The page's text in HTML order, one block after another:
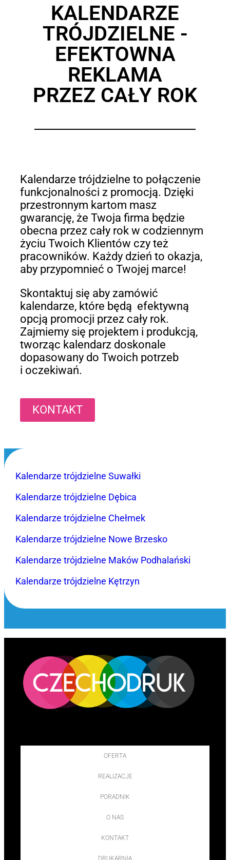
KALENDARZE
TRÓJDZIELNE -
EFEKTOWNA
REKLAMA
PRZEZ CAŁY ROK
Kalendarze trójdzielne to połączenie
funkcjonalności z promocją. Dzięki
przestronnym kartom masz
gwarancję, że Twoja firma będzie
obecna przez cały rok w codziennym
życiu Twoich Klientów czy też
pracowników. Każdy dzień to okazja,
aby przypomnieć o Twojej marce!
Skontaktuj się aby zamówić
kalendarze, które będą efektywną
opcją promocji przez cały rok.
Zajmiemy się projektem i produkcją,
tworząc kalendarz doskonale
dopasowany do Twoich potrzeb
i oczekiwań.
KONTAKT
Kalendarze trójdzielne Suwałki
Kalendarze trójdzielne Dębica
Kalendarze trójdzielne Chełmek
Kalendarze trójdzielne Nowe Brzesko
Kalendarze trójdzielne Maków Podhalański
Kalendarze trójdzielne Kętrzyn
OFERTA
REALIZACJE
PORADNIK
O NAS
KONTAKT
DRUKARNIA